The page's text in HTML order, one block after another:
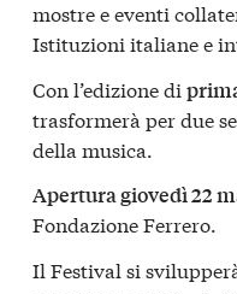
mostre e eventi
Istituzioni italiane e
Con l’edizione di
trasformerà per due
della musica.
Apertura giovedì 22
Fondazione Ferrero.
Il Festival si